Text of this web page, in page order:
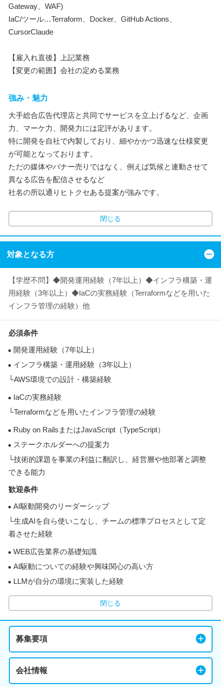
Gateway、WAF)
IaC/ツール…Terraform、Docker、GitHub Actions、
CursorClaude
【雇入れ直後】上記業務
【変更の範囲】会社の定める業務
強み・魅力
大手総合広告代理店と共同でサービスを立上げるなど、企画
力、マーケ力、開発力には定評があります。
特に開発を自社で内製しており、細やかかつ迅速な仕様変更
が可能となっております。
ただの媒体やバナー売りではなく、例えば気候と連動させて
異なる広告を配信させるなど
社名の所以通りヒトクセある提案が強みです。
閉じる
対象となる方
【学歴不問】◆開発運用経験（7年以上）◆インフラ構築・運
用経験（3年以上）◆IaCの実務経験（Terraformなどを用いた
インフラ管理の経験）他
必須条件
開発運用経験（7年以上）
インフラ構築・運用経験（3年以上）
└AWS環境での設計・構築経験
IaCの実務経験
└Terraformなどを用いたインフラ管理の経験
Ruby on RailsまたはJavaScript（TypeScript）
ステークホルダーへの提案力
└技術的課題を事業の利益に翻訳し、経営層や他部署と調整
できる能力
歓迎条件
AI駆動開発のリーダーシップ
└生成AIを自ら使いこなし、チームの標準プロセスとして定
着させた経験
WEB広告業界の基礎知識
AI駆動についての経験や興味関心の高い方
LLMが自分の環境に実装した経験
閉じる
募集要項
会社情報